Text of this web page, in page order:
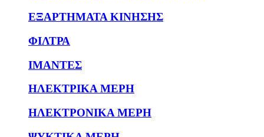
ΕΞΑΡΤΗΜΑΤΑ ΚΙΝΗΣΗΣ
ΦΙΛΤΡΑ
ΙΜΑΝΤΕΣ
ΗΛΕΚΤΡΙΚΑ ΜΕΡΗ
ΗΛΕΚΤΡΟΝΙΚΑ ΜΕΡΗ